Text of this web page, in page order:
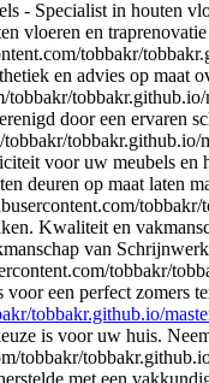
- Specialist in houten
vloeren en
tobbakr/
en advies op maat
door een ervaren
voor uw meubels
deuren op maat laten
Kwaliteit en
van
tobbakr/
voor een perfect zomers
tobbakr.github.io/
is voor uw huis.
tobbakr/
met een